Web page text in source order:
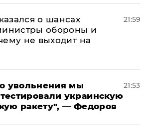
о шансах
обороны и
не выходит на
21:59
увольнения мы
украинскую
ракету", — Федоров
21:53